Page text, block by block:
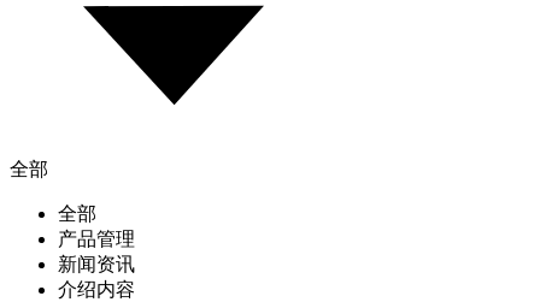
全部
全部
产品管理
新闻资讯
介绍内容